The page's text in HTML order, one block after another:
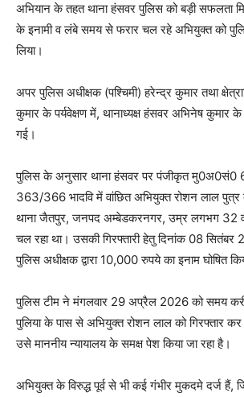
अभियान के तहत थाना हंसवर पुलिस को बड़ी सफलता
के इनामी व लंबे समय से फरार चल रहे अभियुक्त को
लिया।
अपर पुलिस अधीक्षक (पश्चिमी) हरेन्द्र कुमार तथा
कुमार के पर्यवेक्षण में, थानाध्यक्ष हंसवर अभिनेष कुमार के
गई।
पुलिस के अनुसार थाना हंसवर पर पंजीकृत मु0अ0सं0
363/366 भादवि में वांछित अभियुक्त रोशन लाल पुत्र
थाना जैतपुर, जनपद अम्बेडकरनगर, उम्र लगभग 32
चल रहा था। उसकी गिरफ्तारी हेतु दिनांक 08 सितंबर
पुलिस अधीक्षक द्वारा 10,000 रुपये का इनाम घोषित
पुलिस टीम ने मंगलवार 29 अप्रैल 2026 को समय
पुलिया के पास से अभियुक्त रोशन लाल को गिरफ्तार कर
उसे माननीय न्यायालय के समक्ष पेश किया जा रहा है।
अभियुक्त के विरुद्ध पूर्व से भी कई गंभीर मुकदमे दर्ज हैं,